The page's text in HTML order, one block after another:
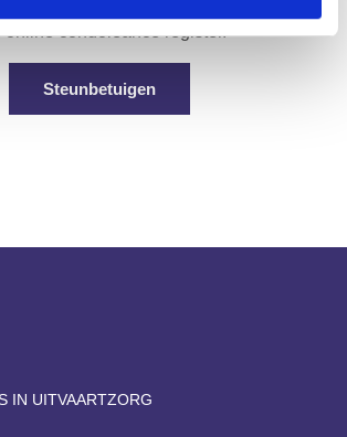
online condoleance register.
Steunbetuigen
IN UITVAARTZORG